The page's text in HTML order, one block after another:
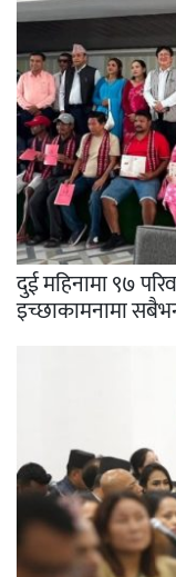
दुई महिनामा ९७
इच्छाकामनामा